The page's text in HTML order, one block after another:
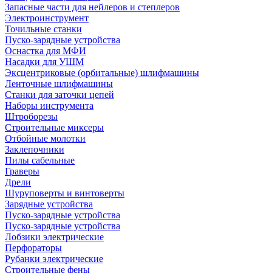
Запасные части для нейлеров и степлеров
Электроинструмент
Точильные станки
Пуско-зарядные устройства
Оснастка для МФИ
Насадки для УШМ
Эксцентриковые (орбитальные) шлифмашины
Ленточные шлифмашины
Станки для заточки цепей
Наборы инструмента
Штроборезы
Строительные миксеры
Отбойные молотки
Заклепочники
Пилы сабельные
Граверы
Дрели
Шуруповерты и винтоверты
Зарядные устройства
Пуско-зарядные устройства
Пуско-зарядные устройства
Лобзики электрические
Перфораторы
Рубанки электрические
Строительные фены